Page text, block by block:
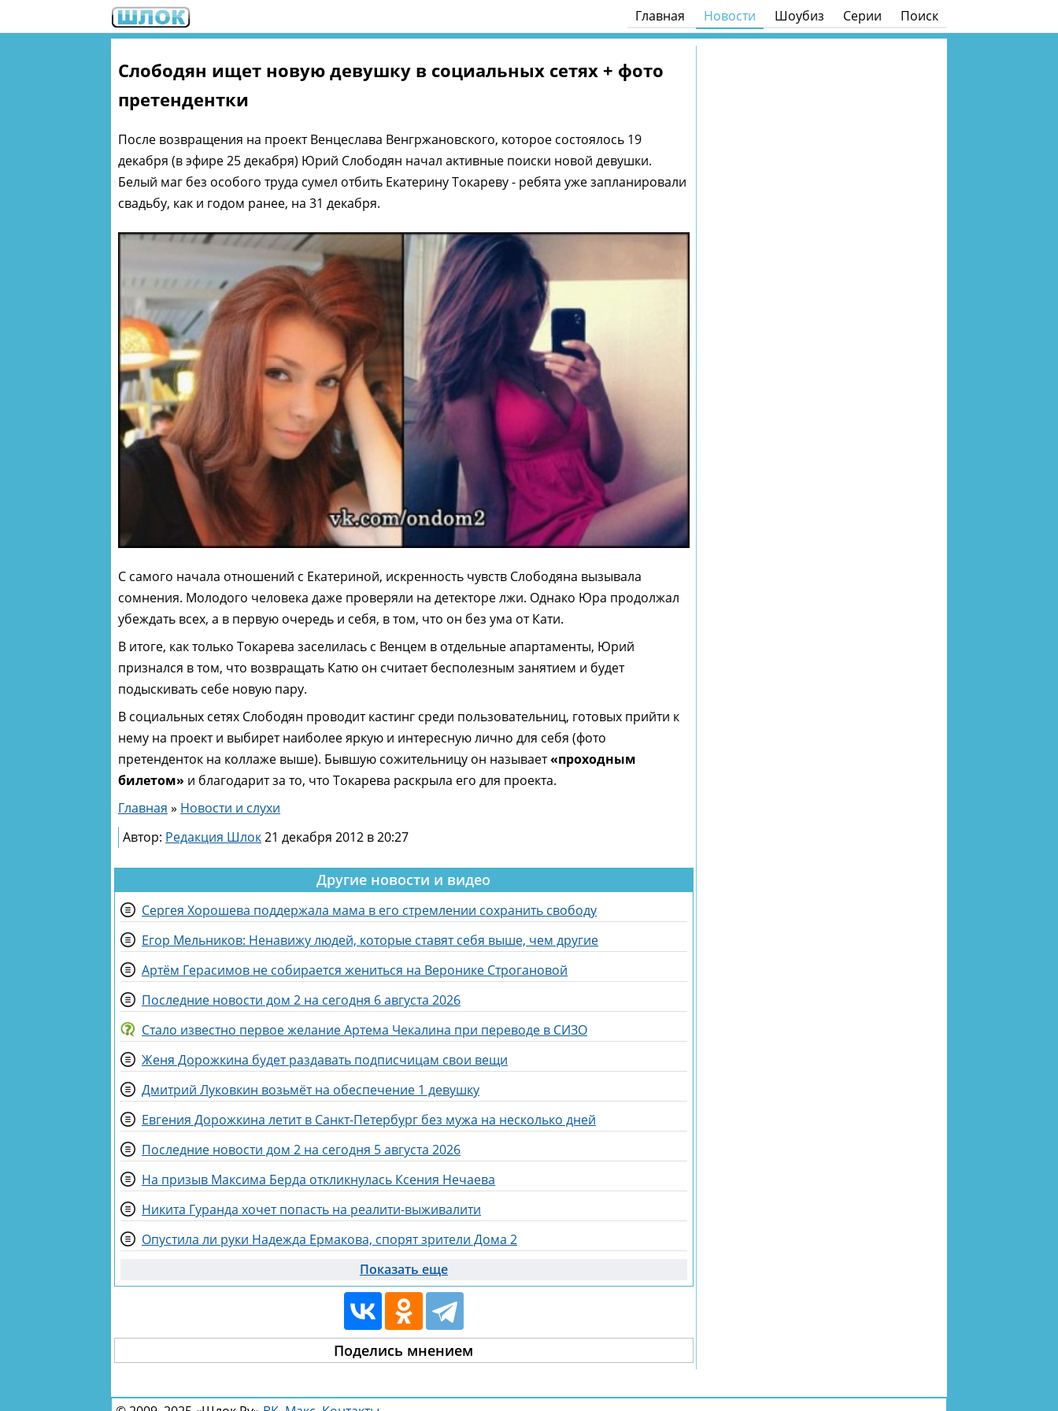
Главная Новости Шоубиз Серии Поиск
Слободян ищет новую девушку в социальных сетях + фото
претендентки
После возвращения на проект Венцеслава Венгржановского, которое состоялось 19
декабря (в эфире 25 декабря) Юрий Слободян начал активные поиски новой девушки.
Белый маг без особого труда сумел отбить Екатерину Токареву - ребята уже запланировали
свадьбу, как и годом ранее, на 31 декабря.
С самого начала отношений с Екатериной, искренность чувств Слободяна вызывала
сомнения. Молодого человека даже проверяли на детекторе лжи. Однако Юра продолжал
убеждать всех, а в первую очередь и себя, в том, что он без ума от Кати.
В итоге, как только Токарева заселилась с Венцем в отдельные апартаменты, Юрий
признался в том, что возвращать Катю он считает бесполезным занятием и будет
подыскивать себе новую пару.
В социальных сетях Слободян проводит кастинг среди пользовательниц, готовых прийти к
нему на проект и выбирет наиболее яркую и интересную лично для себя (фото
претенденток на коллаже выше). Бывшую сожительницу он называет«проходным
билетом» и благодарит за то, что Токарева раскрыла его для проекта.
Главная » Новости и слухи
Автор: Редакция Шлок21 декабря 2012 в 20:27
Другие новости и видео
Сергея Хорошева поддержала мама в его стремлении сохранить свободу
Егор Мельников: Ненавижу людей, которые ставят себя выше, чем другие
Артём Герасимов не собирается жениться на Веронике Строгановой
Последние новости дом 2 на сегодня 6 августа 2026
Стало известно первое желание Артема Чекалина при переводе в СИЗО
Женя Дорожкина будет раздавать подписчицам свои вещи
Дмитрий Луковкин возьмёт на обеспечение 1 девушку
Евгения Дорожкина летит в Санкт-Петербург без мужа на несколько дней
Последние новости дом 2 на сегодня 5 августа 2026
На призыв Максима Берда откликнулась Ксения Нечаева
Никита Гуранда хочет попасть на реалити-выживалити
Опустила ли руки Надежда Ермакова, спорят зрители Дома 2
Показать еще
Поделись мнением